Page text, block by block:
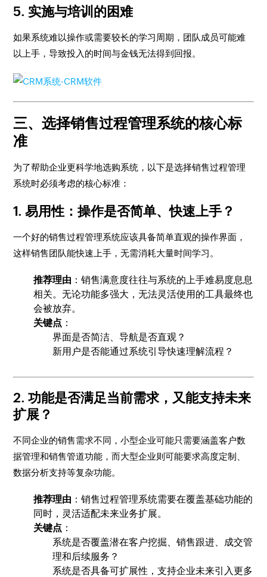
5. 实施与培训的困难
如果系统难以操作或需要较长的学习周期，团队成员可能难
以上手，导致投入的时间与金钱无法得到回报。
三、选择销售过程管理系统的核心标
准
为了帮助企业更科学地选购系统，以下是选择销售过程管理
系统时必须考虑的核心标准：
1. 易用性：操作是否简单、快速上手？
一个好的销售过程管理系统应该具备简单直观的操作界面，
这样销售团队能快速上手，无需消耗大量时间学习。
推荐理由 ：销售满意度往往与系统的上手难易度息息
相关。无论功能多强大，无法灵活使用的工具最终也
会被放弃。
关键点 ：
界面是否简洁、导航是否直观？
新用户是否能通过系统引导快速理解流程？
2. 功能是否满足当前需求，又能支持未来
扩展？
不同企业的销售需求不同，小型企业可能只需要涵盖客户数
据管理和销售管道功能，而大型企业则可能要求高度定制、
数据分析支持等复杂功能。
推荐理由 ：销售过程管理系统需要在覆盖基础功能的
同时，灵活适配未来业务扩展。
关键点 ：
系统是否覆盖潜在客户挖掘、销售跟进、成交管
理和后续服务？
系统是否具备可扩展性，支持企业未来引入更多